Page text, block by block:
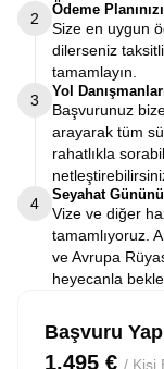
2
Ödeme
Size en uygun
dilerseniz
tamamlayın.
3
Yol
Başvurunuz
arayarak tüm
rahatlıkla
4
Seyahat
Vize ve diğer
tamamlıyoruz.
ve Avrupa
heyecanla
Başvuru Yap
1.495 € / Kişi